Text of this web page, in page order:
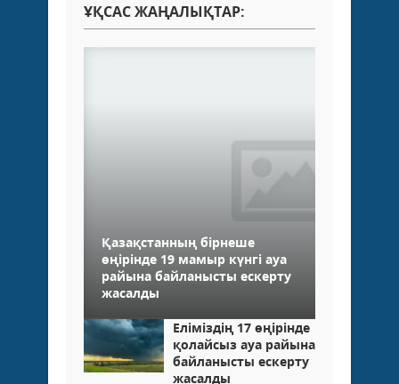
ҰҚСАС ЖАҢАЛЫҚТАР:
Қазақстанның бірнеше
өңірінде 19 мамыр күнгі ауа
райына байланысты ескерту
жасалды
Еліміздің 17 өңірінде
қолайсыз ауа райына
байланысты ескерту
жасалды